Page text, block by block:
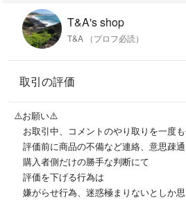
土日祝日配達がないので
お日にちが通常よりかかる場合がございます
お急ぎな方、普通郵便にご理解頂けない方は
♯リユーザブルカップ
♯サクラ
♯2023
T&A's shop
T&A （プロフ必読）
取引の評価
⚠️お願い⚠️
お取引中、コメントのやり取りを一度
評価前に商品の不備など連絡、意思疎
購入者側だけの勝手な判断にて
評価を下げる行為は
嫌がらせ行為、迷惑極まりないとしか思